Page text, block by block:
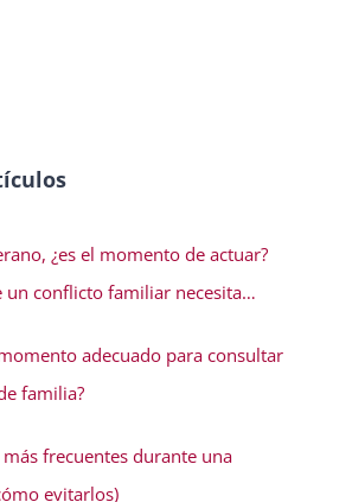
¿es el momento de actuar?
un conflicto familiar necesita
adecuado para consultar
familia?
frecuentes durante una
evitarlos)